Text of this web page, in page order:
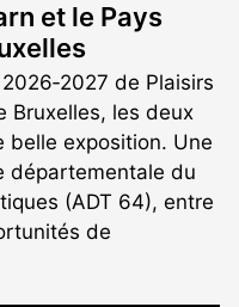
et le Pays
de Plaisirs
Bruxelles, les deux
belle exposition. Une
départementale du
(ADT 64), entre
de